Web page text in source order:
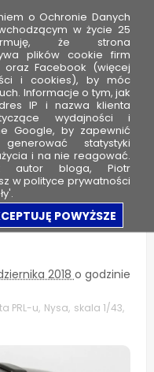
Służba
2018 o godzinie
PRL-u, Nysa, skala 1/43,
o Ochronie Danych
w życie 25
że strona
plików cookie firm
Facebook (więcej
i cookies), by móc
Informacje o tym, jak
IP i nazwa klienta
wydajności i
Google, by zapewnić
statystyki
i na nie reagować.
autor bloga, Piotr
w polityce prywatności
POWYŻSZE